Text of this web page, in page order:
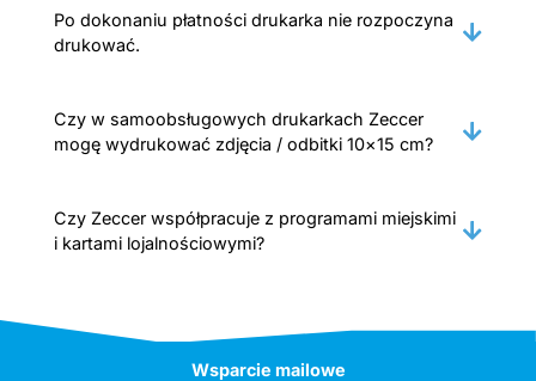
Po dokonaniu płatności drukarka nie rozpoczyna
drukować.
Czy w samoobsługowych drukarkach Zeccer
mogę wydrukować zdjęcia / odbitki 10×15 cm?
Czy Zeccer współpracuje z programami miejskimi
i kartami lojalnościowymi?
Wsparcie mailowe